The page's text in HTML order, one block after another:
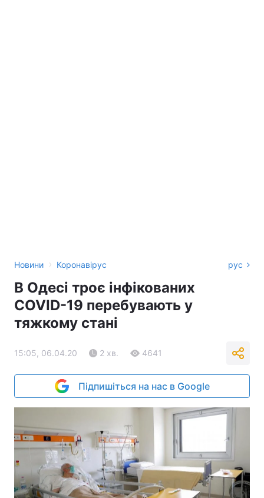
Новини › Коронавірус рус
В Одесі троє інфікованих
COVID-19 перебувають у
тяжкому стані
15:05, 06.04.20 2 хв. 4641
Підпишіться на нас в Google